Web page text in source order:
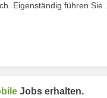
Eigenständig führen Sie ...
Jobs erhalten.